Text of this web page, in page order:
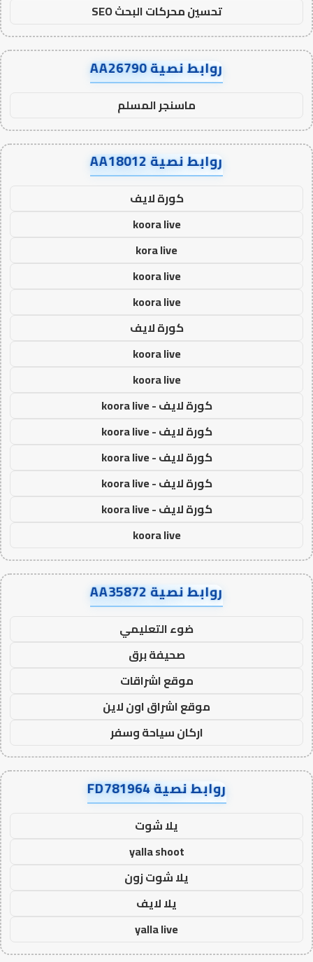
تحسين محركات البحث SEO
روابط نصية AA26790
ماسنجر المسلم
روابط نصية AA18012
كورة لايف
koora live
kora live
koora live
koora live
كورة لايف
koora live
koora live
كورة لايف - koora live
كورة لايف - koora live
كورة لايف - koora live
كورة لايف - koora live
كورة لايف - koora live
koora live
روابط نصية AA35872
ضوء التعليمي
صحيفة برق
موقع اشراقات
موقع اشراق اون لاين
اركان سياحة وسفر
روابط نصية FD781964
يلا شوت
yalla shoot
يلا شوت زون
يلا لايف
yalla live